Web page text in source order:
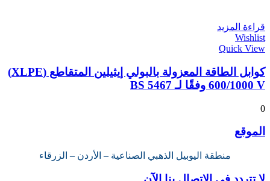
قراءة المزيد
Wishlist
Quick View
كوابل الطاقة المعزولة بالبولي إيثيلين المتقاطع (XLPE)
600/1000 V وفقًا لـ BS 5467
0
الموقع
منطقة اليوبيل الذهبي الصناعية – الأردن – الزرقاء